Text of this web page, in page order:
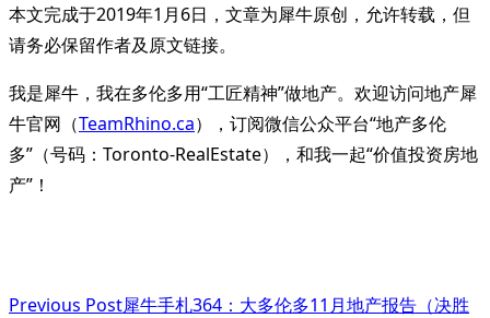
本文完成于2019年1月6日，文章为犀牛原创，允许转载，但
请务必保留作者及原文链接。
我是犀牛，我在多伦多用“工匠精神”做地产。欢迎访问地产犀
牛官网（TeamRhino.ca），订阅微信公众平台“地产多伦
多”（号码：Toronto-RealEstate），和我一起“价值投资房地
产”！
Previous Post犀牛手札364：大多伦多11月地产报告（决胜